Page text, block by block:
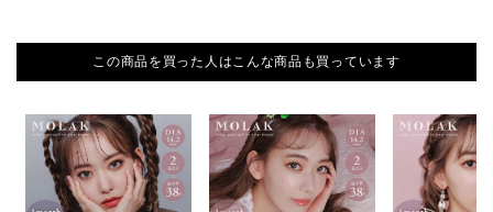
この商品を買った人はこんな商品も買っています